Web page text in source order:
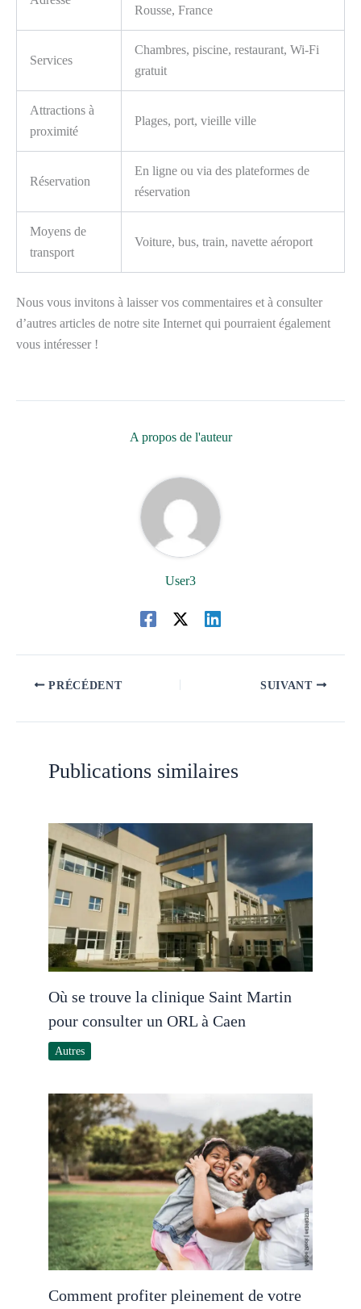
Rousse, France
Services
Chambres, piscine, restaurant, Wi-Fi
gratuit
Attractions à
proximité
Plages, port, vieille ville
Réservation
En ligne ou via des plateformes de
réservation
Moyens de
transport
Voiture, bus, train, navette aéroport
Nous vous invitons à laisser vos commentaires et à consulter
d’autres articles de notre site Internet qui pourraient également
vous intéresser !
A propos de l'auteur
User3
PRÉCÉDENT SUIVANT
Publications similaires
Où se trouve la clinique Saint Martin
pour consulter un ORL à Caen
Autres
Comment profiter pleinement de votre